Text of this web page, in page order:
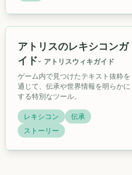
アトリスのレキシコンガ
イド- アトリスウィキガイド
ゲーム内で見つけたテキスト抜粋を
通じて、伝承や世界情報を明らかに
する特別なツール。
レキシコン
伝承
ストーリー